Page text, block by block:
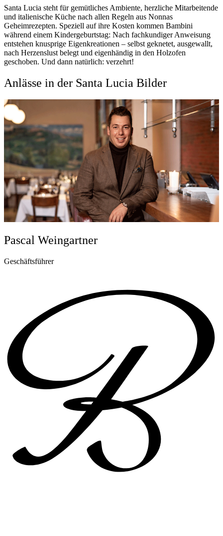
Santa Lucia steht für gemütliches Ambiente, herzliche Mitarbeitende
und italienische Küche nach allen Regeln aus Nonnas
Geheimrezepten. Speziell auf ihre Kosten kommen Bambini
während einem Kindergeburtstag: Nach fachkundiger Anweisung
entstehen knusprige Eigenkreationen – selbst geknetet, ausgewallt,
nach Herzenslust belegt und eigenhändig in den Holzofen
geschoben. Und dann natürlich: verzehrt!
Anlässe in der Santa Lucia Bilder
Pascal Weingartner
Geschäftsführer